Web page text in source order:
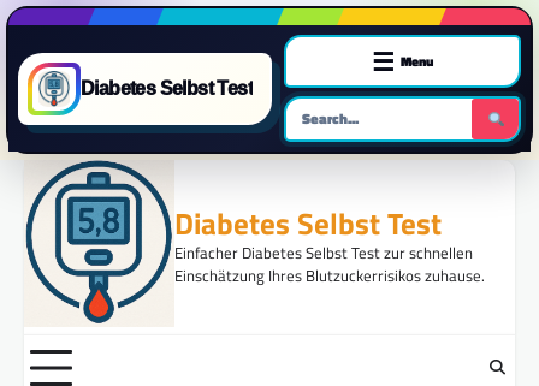
Diabetes Selbst Test
☰ Menu
content
Diabetes Selbst Test
Einfacher Diabetes Selbst Test zur schnellen
Einschätzung Ihres Blutzuckerrisikos zuhause.